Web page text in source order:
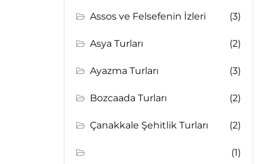
Assos ve Felsefenin İzleri (3)
Asya Turları (2)
Ayazma Turları (3)
Bozcaada Turları (2)
Çanakkale Şehitlik Turları (2)
(1)